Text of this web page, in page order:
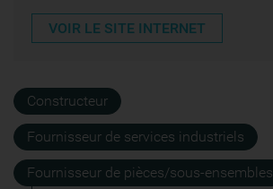
VOIR LE SITE INTERNET
Constructeur
Fournisseur de services industriels
Fournisseur de pièces/sous-ensembles